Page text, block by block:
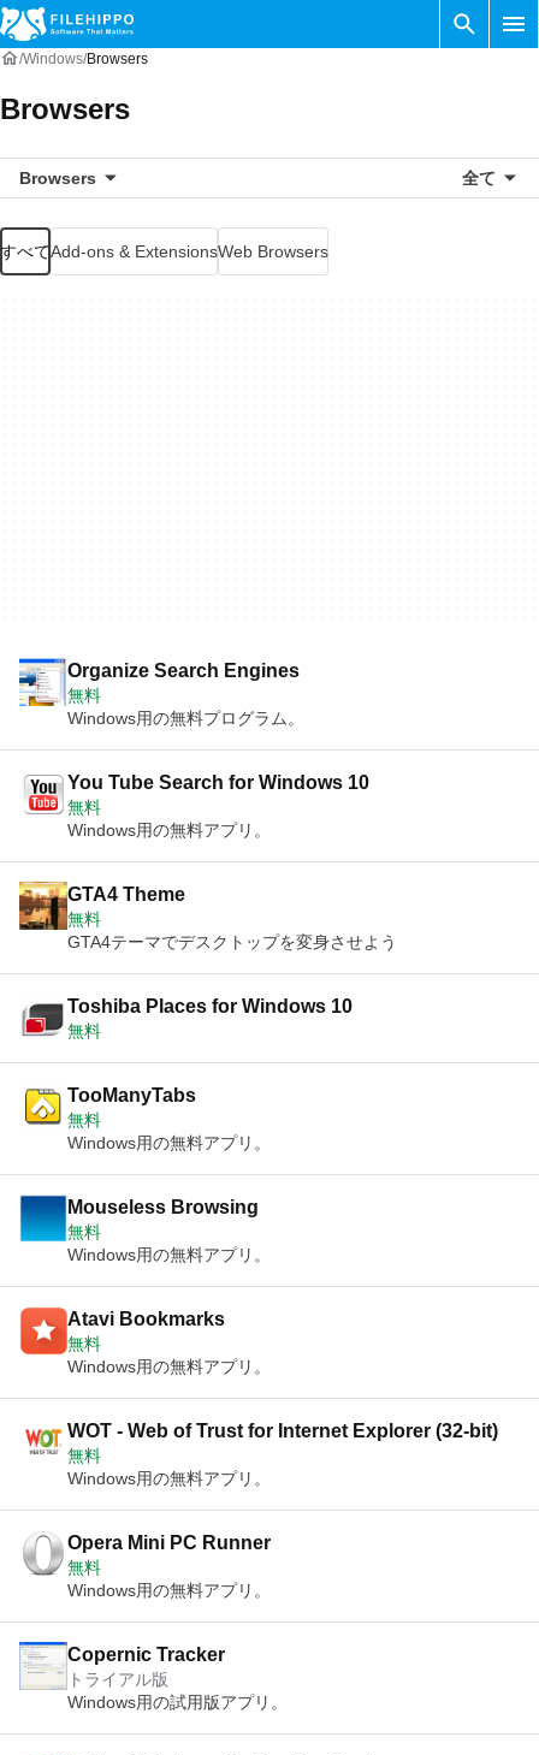
Windows Browsers
Browsers
Browsers 全て
すべてAdd-ons & ExtensionsWeb Browsers
Organize Search Engines
無料
Windows用の無料プログラム。
You Tube Search for Windows 10
無料
Windows用の無料アプリ。
GTA4 Theme
無料
GTA4テーマでデスクトップを変身させよう
Toshiba Places for Windows 10
無料
TooManyTabs
無料
Windows用の無料アプリ。
Mouseless Browsing
無料
Windows用の無料アプリ。
Atavi Bookmarks
無料
Windows用の無料アプリ。
WOT - Web of Trust for Internet Explorer (32-bit)
無料
Windows用の無料アプリ。
Opera Mini PC Runner
無料
Windows用の無料アプリ。
Copernic Tracker
トライアル版
Windows用の試用版アプリ。